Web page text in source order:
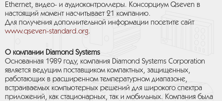
Ethernet, видео- и аудиоконтроллеры. Консорциум Qseven в
настоящий момент насчитывает 21 компанию.
Для получения дополнительной информации посетите сайт
www.qseven-standard.org.
О компании Diamond Systems
Основанная 1989 году, компания Diamond Systems Corporation
является ведущим поставщиком компактных, защищенных,
работающих в расширенном температурном диапазоне,
встраиваемых компьютерных решений для широкого спектра
приложений, как стационарных, так и мобильных. Компания была